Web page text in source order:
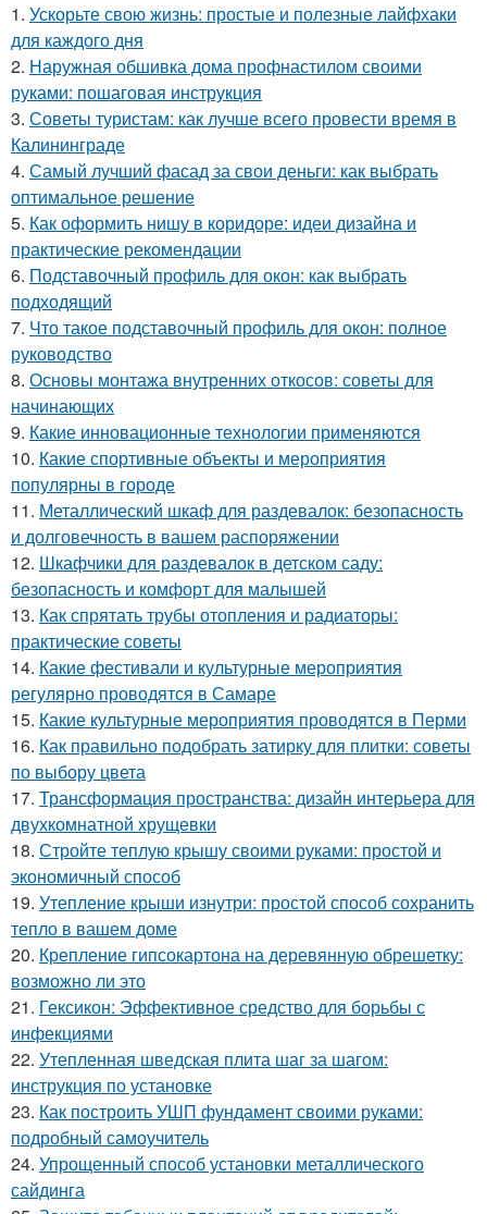
1. Ускорьте свою жизнь: простые и полезные лайфхаки
для каждого дня
2. Наружная обшивка дома профнастилом своими
руками: пошаговая инструкция
3. Советы туристам: как лучше всего провести время в
Калининграде
4. Самый лучший фасад за свои деньги: как выбрать
оптимальное решение
5. Как оформить нишу в коридоре: идеи дизайна и
практические рекомендации
6. Подставочный профиль для окон: как выбрать
подходящий
7. Что такое подставочный профиль для окон: полное
руководство
8. Основы монтажа внутренних откосов: советы для
начинающих
9. Какие инновационные технологии применяются
10. Какие спортивные объекты и мероприятия
популярны в городе
11. Металлический шкаф для раздевалок: безопасность
и долговечность в вашем распоряжении
12. Шкафчики для раздевалок в детском саду:
безопасность и комфорт для малышей
13. Как спрятать трубы отопления и радиаторы:
практические советы
14. Какие фестивали и культурные мероприятия
регулярно проводятся в Самаре
15. Какие культурные мероприятия проводятся в Перми
16. Как правильно подобрать затирку для плитки: советы
по выбору цвета
17. Трансформация пространства: дизайн интерьера для
двухкомнатной хрущевки
18. Стройте теплую крышу своими руками: простой и
экономичный способ
19. Утепление крыши изнутри: простой способ сохранить
тепло в вашем доме
20. Крепление гипсокартона на деревянную обрешетку:
возможно ли это
21. Гексикон: Эффективное средство для борьбы с
инфекциями
22. Утепленная шведская плита шаг за шагом:
инструкция по установке
23. Как построить УШП фундамент своими руками:
подробный самоучитель
24. Упрощенный способ установки металлического
сайдинга